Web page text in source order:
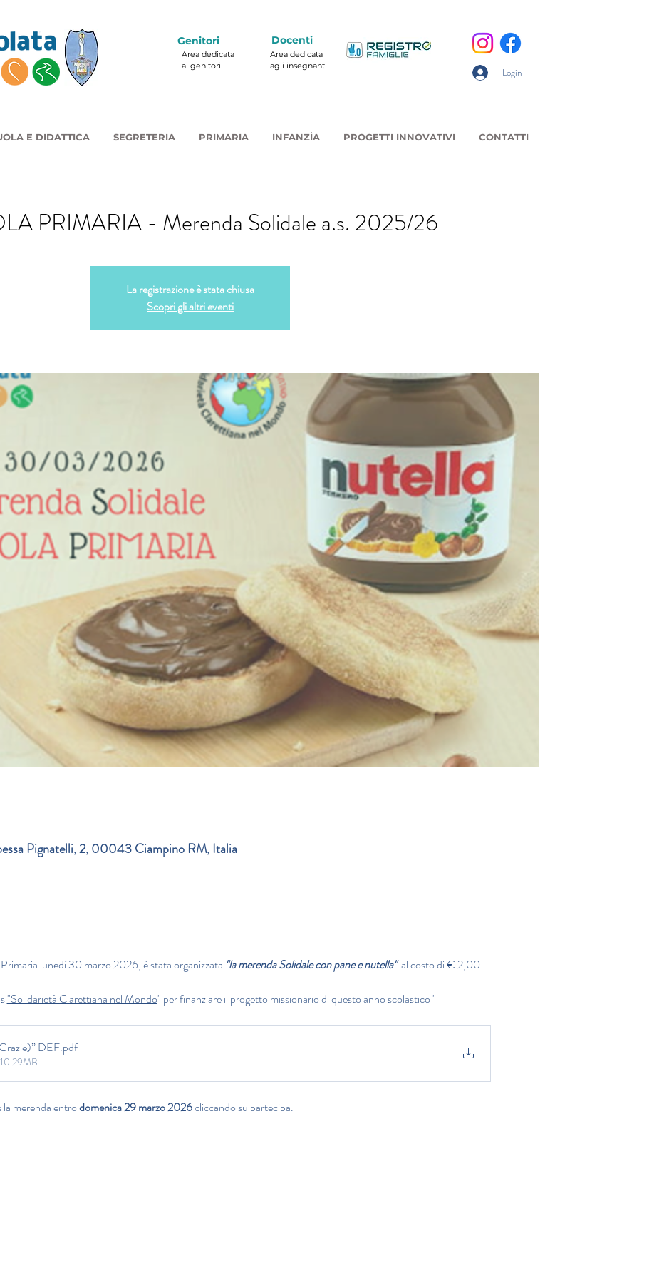
Area dedicata
ai genitori
Genitori Docenti
Area dedicata
agli insegnanti
Login
E DIDATTICA SEGRETERIA PRIMARIA INFANZIA PROGETTI INNOVATIVI CONTATTI
PRIMARIA - Merenda Solidale a.s. 2025/26
La registrazione è stata chiusa
Scopri gli altri eventi
Pignatelli, 2, 00043 Ciampino RM, Italia
lunedì 30 marzo 2026, è stata organizzata "la merenda Solidale con pane e nutella" al costo di € 2,00.
"Solidarietà Clarettiana nel Mondo" per finanziare il progetto missionario di questo anno scolastico "
DEF.pdf
merenda entro domenica 29 marzo 2026 cliccando su partecipa.